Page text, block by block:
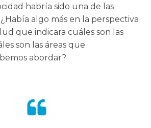
habría sido una de las
algo más en la perspectiva
que indicara cuáles son las
son las áreas que
abordar?